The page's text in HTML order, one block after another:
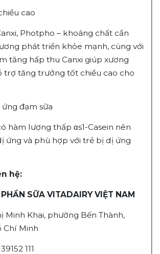
cao
Photpho – khoáng chất cần
phát triển khỏe mạnh, cùng với
tăng hấp thu Canxi giúp xương
trợ tăng trưởng tốt chiều cao cho
đạm sữa
hàm lượng thấp αs1-Casein nên
ứng và phù hợp với trẻ bị dị ứng
hệ:
PHẦN SỮA VITADAIRY VIỆT NAM
Minh Khai, phường Bến Thành,
Chí Minh
111